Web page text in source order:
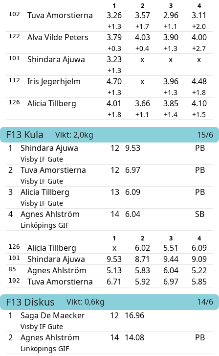
1 2 3 4
102 Tuva Amorstierna 3.26
+1.3
3.57
+1.7
2.96
+1.1
3.11
+2.0
122 Alva Vilde Peters 3.79
+0.3
4.03
+0.4
3.90
+1.3
4.00
+2.7
101 Shindara Ajuwa 3.23
+1.3
x x x
112 Iris Jegerhjelm 4.70
+1.3
x 3.96
+1.3
4.48
+1.8
126 Alicia Tillberg 4.01
+1.8
3.66
+1.1
3.85
+1.4
4.10
+1.5
F13 Kula Vikt: 2,0kg
15/6
1
Shindara Ajuwa
Visby IF Gute
12 9.53 PB
2 Tuva Amorstierna
Visby IF Gute
12 6.97 PB
3 Alicia Tillberg
Visby IF Gute
13 6.09 PB
4 Agnes Ahlström
Linköpings GIF
14 6.04 SB
1 2 3 4
126 Alicia Tillberg x 6.02 5.51 6.09
101 Shindara Ajuwa 9.53 8.71 9.44 9.09
85 Agnes Ahlström 5.13 5.83 6.04 5.22
102 Tuva Amorstierna 6.71 5.92 6.97 5.85
F13 Diskus Vikt: 0,6kg
14/6
1
Saga De Maecker
Visby IF Gute
12 16.96
2 Agnes Ahlström
Linköpings GIF
14 14.08 PB